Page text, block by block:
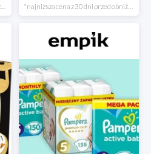
*najniższa cena z 30 dni przed obniżką *najniższa cena z 30 dni przed obniżką